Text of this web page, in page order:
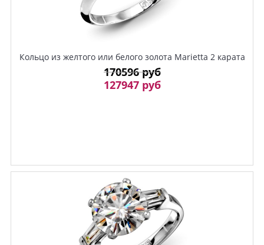
Кольцо из желтого или белого золота Marietta 2 карата
170596 руб
127947 руб